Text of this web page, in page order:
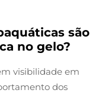
são
no gelo?
visibilidade em
dos